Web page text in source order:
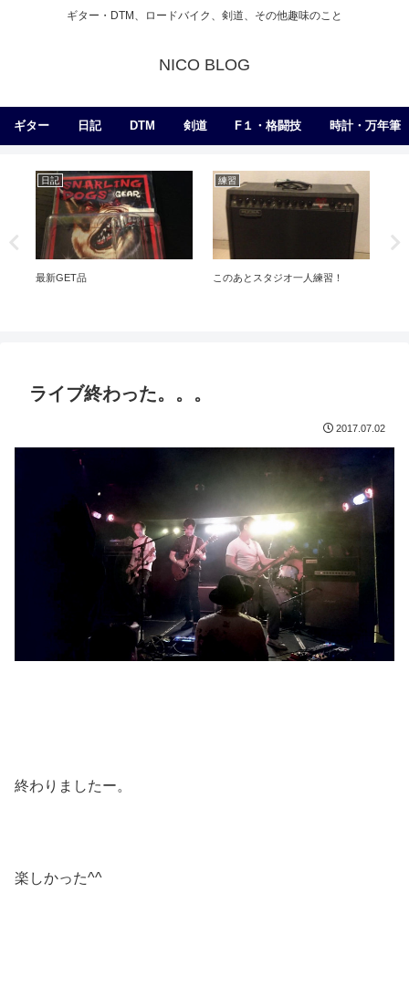
ギター・DTM、ロードバイク、剣道、その他趣味のこと
NICO BLOG
ギター 日記 DTM 剣道 F１・格闘技 時計・万年筆
日記
最新GET品
練習
このあとスタジオ一人練習！
ライブ終わった。。。
2017.07.02
終わりましたー。
楽しかった^^